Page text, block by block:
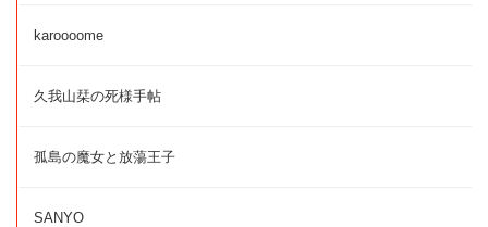
karoooome
久我山栞の死様手帖
孤島の魔女と放蕩王子
SANYO